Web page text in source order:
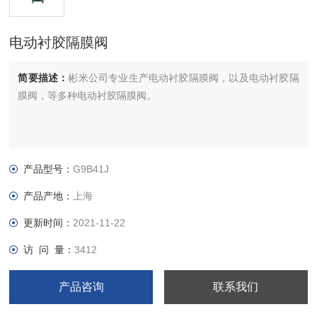
电动衬胶隔膜阀
简要描述：彬米公司专业生产电动衬胶隔膜阀，以及电动衬胶隔
膜阀，等多种电动衬胶隔膜阀。
产品型号：G9B41J
产品产地： 上海
更新时间： 2021-11-22
访 问 量：3412
产品咨询 联系我们